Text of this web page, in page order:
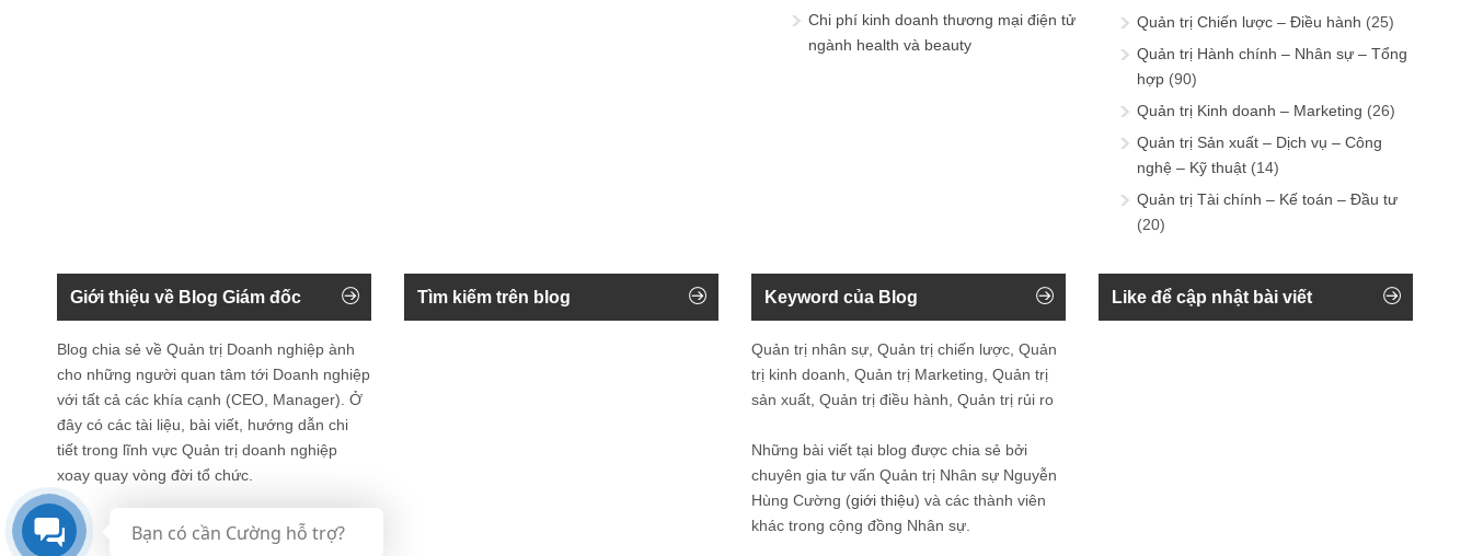
Chi phí kinh doanh thương mại điện tử
ngành health và beauty
Quản trị Chiến lược – Điều hành (25)
Quản trị Hành chính – Nhân sự – Tổng
hợp (90)
Quản trị Kinh doanh – Marketing (26)
Quản trị Sản xuất – Dịch vụ – Công
nghệ – Kỹ thuật (14)
Quản trị Tài chính – Kế toán – Đầu tư
(20)
Giới thiệu về Blog Giám đốc
Blog chia sẻ về Quản trị Doanh nghiệp ành
cho những người quan tâm tới Doanh nghiệp
với tất cả các khía cạnh (CEO, Manager). Ở
đây có các tài liệu, bài viết, hướng dẫn chi
tiết trong lĩnh vực Quản trị doanh nghiệp
xoay quay vòng đời tổ chức.
Tìm kiếm trên blog Keyword của Blog
Quản trị nhân sự, Quản trị chiến lược, Quản
trị kinh doanh, Quản trị Marketing, Quản trị
sản xuất, Quản trị điều hành, Quản trị rủi ro
Những bài viết tại blog được chia sẻ bởi
chuyên gia tư vấn Quản trị Nhân sự Nguyễn
Hùng Cường (giới thiệu) và các thành viên
khác trong cộng đồng Nhân sự.
Like để cập nhật bài viết
Bạn có cần Cường hỗ trợ?